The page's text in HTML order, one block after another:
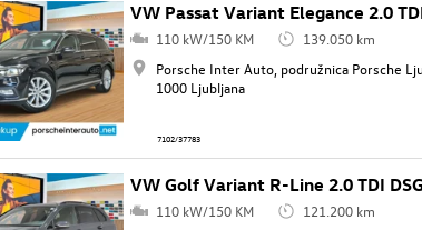
VW Passat Variant Elegance 2.0
110 kW/150 KM 139.050 km
Porsche Inter Auto, podružnica Porsche
1000 Ljubljana
7102/37783
VW Golf Variant R-Line 2.0 TDI DSG
110 kW/150 KM 121.200 km